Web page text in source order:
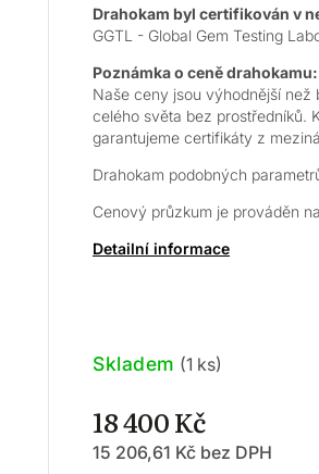
Drahokam byl certifikován v
GGTL - Global Gem Testing
Poznámka o ceně drahokamu:
Naše ceny jsou výhodnější
celého světa bez prostředníků.
garantujeme certifikáty z
Drahokam podobných
Cenový průzkum je prováděn
Detailní informace
18 400 Kč
15 206,61 Kč bez DPH
Skladem (1 ks)